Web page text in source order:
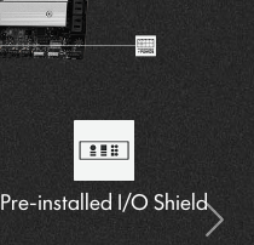
Pre-installed I/O Shield
5G Network Solution
Extended Heatsink